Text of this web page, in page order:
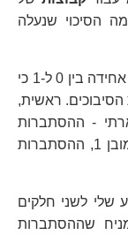
הסיכוי שנעלה
בואו נבין קודם איך זה עובד עבור התפלגות אחידה בין 0 ל-1 כי
ראשית,
- ההסתברות
בין 0 ל-1 היא כמובן 1, ההסתברות
שלי לשני חלקים
שההסתברות